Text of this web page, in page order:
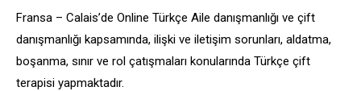
Fransa – Calais’de Online Türkçe Aile danışmanlığı ve çift
danışmanlığı kapsamında, ilişki ve iletişim sorunları, aldatma,
boşanma, sınır ve rol çatışmaları konularında Türkçe çift
terapisi yapmaktadır.